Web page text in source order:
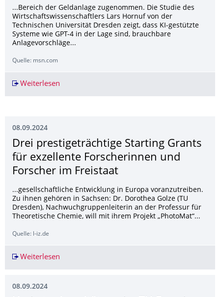
...Bereich der Geldanlage zugenommen. Die Studie des
Wirtschaftswissenschaftlers Lars Hornuf von der
Technischen Universität Dresden zeigt, dass KI-gestützte
Systeme wie GPT-4 in der Lage sind, brauchbare
Anlagevorschläge...
Quelle: msn.com
Weiterlesen
08.09.2024
Drei prestigeträchtige Starting Grants
für exzellente Forscherinnen und
Forscher im Freistaat
...gesellschaftliche Entwicklung in Europa voranzutreiben.
Zu ihnen gehören in Sachsen: Dr. Dorothea Golze (TU
Dresden), Nachwuchgruppenleiterin an der Professur für
Theoretische Chemie, will mit ihrem Projekt „PhotoMat“...
Quelle: l-iz.de
Weiterlesen
08.09.2024